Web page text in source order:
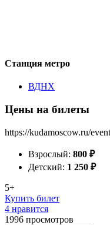
Станция метро
ВДНХ
Цены на билеты
https://kudamoscow.ru/
Взрослый: 800 ₽
Детский: 1 250 ₽
5+
Купить билет
4 нравится
1996 просмотров